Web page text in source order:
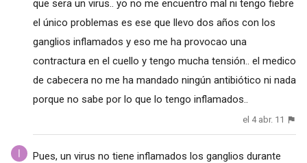
que sera un virus.. yo no me encuentro mal ni tengo fiebre
el único problemas es ese que llevo dos años con los
ganglios inflamados y eso me ha provocao una
contractura en el cuello y tengo mucha tensión.. el medico
de cabecera no me ha mandado ningún antibiótico ni nada
porque no sabe por lo que lo tengo inflamados..
el 4 abr. 11
Pues, un virus no tiene inflamados los ganglios durante